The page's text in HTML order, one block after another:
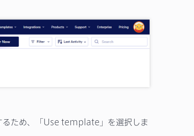
るため、「Use template」を選択しま